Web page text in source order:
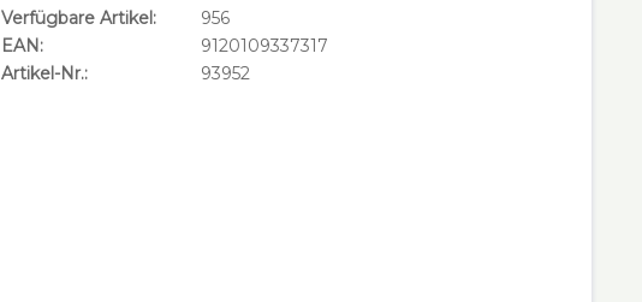
Verfügbare Artikel:
956
EAN:
9120109337317
Artikel-Nr.:
93952